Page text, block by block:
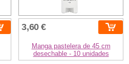
3,60 €
Manga pastelera de 45 cm
desechable - 10 unidades